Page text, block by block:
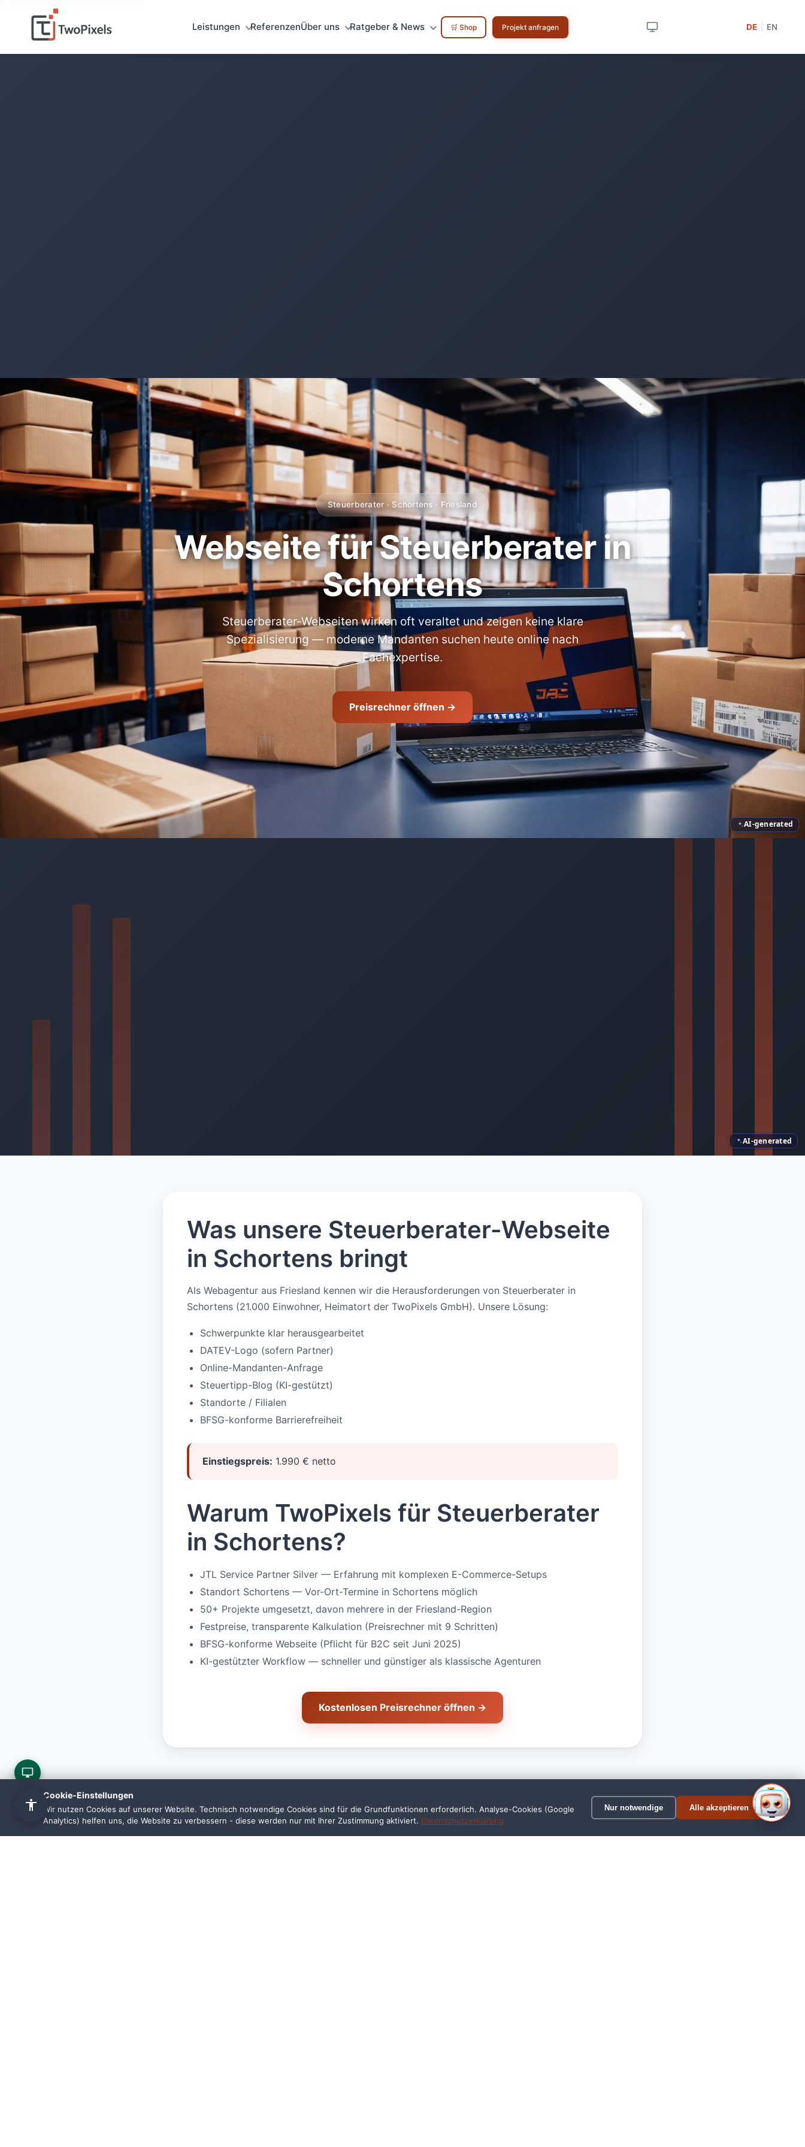
Leistungen ReferenzenÜber uns Ratgeber & News 🛒 Shop Projekt anfragen DE EN
AI-generated
AI-generated
Steuerberater · Schortens · Friesland
Webseite für Steuerberater in
Schortens
Steuerberater-Webseiten wirken oft veraltet und zeigen keine klare
Spezialisierung — moderne Mandanten suchen heute online nach
Fachexpertise.
Preisrechner öffnen →
Was unsere Steuerberater-Webseite
in Schortens bringt
Als Webagentur aus Friesland kennen wir die Herausforderungen von Steuerberater in
Schortens (21.000 Einwohner, Heimatort der TwoPixels GmbH). Unsere Lösung:
Schwerpunkte klar herausgearbeitet
DATEV-Logo (sofern Partner)
Online-Mandanten-Anfrage
Steuertipp-Blog (KI-gestützt)
Standorte / Filialen
BFSG-konforme Barrierefreiheit
Einstiegspreis: 1.990 € netto
Warum TwoPixels für Steuerberater
in Schortens?
JTL Service Partner Silver — Erfahrung mit komplexen E-Commerce-Setups
Standort Schortens — Vor-Ort-Termine in Schortens möglich
50+ Projekte umgesetzt, davon mehrere in der Friesland-Region
Festpreise, transparente Kalkulation (Preisrechner mit 9 Schritten)
BFSG-konforme Webseite (Pflicht für B2C seit Juni 2025)
KI-gestützter Workflow — schneller und günstiger als klassische Agenturen
Kostenlosen Preisrechner öffnen →
Häufige Fragen — Steuerberater in Schortens
Cookie-Einstellungen
Wir nutzen Cookies auf unserer Website. Technisch notwendige Cookies sind für die Grundfunktionen erforderlich. Analyse-Cookies (Google
Analytics) helfen uns, die Website zu verbessern - diese werden nur mit Ihrer Zustimmung aktiviert. Datenschutzerklärung
Nur notwendige Alle akzeptieren
1